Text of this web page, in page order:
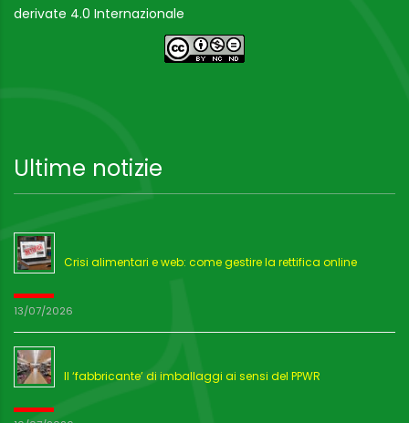
derivate 4.0 Internazionale
Ultime notizie
Crisi alimentari e web: come gestire la rettifica online
13/07/2026
Il ‘fabbricante’ di imballaggi ai sensi del PPWR